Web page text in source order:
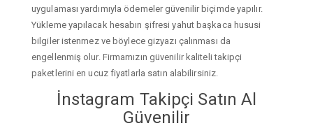
uygulaması yardımıyla ödemeler güvenilir biçimde yapılır.
Yükleme yapılacak hesabın şifresi yahut başkaca hususi
bilgiler istenmez ve böylece gizyazı çalınması da
engellenmiş olur. Firmamızın güvenilir kaliteli takipçi
paketlerini en ucuz fiyatlarla satın alabilirsiniz.
İnstagram Takipçi Satın Al
Güvenilir